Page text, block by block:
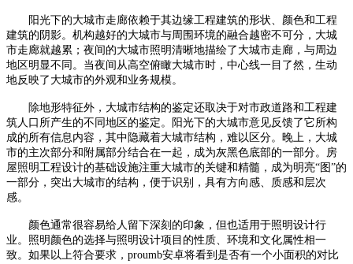
阳光下的大城市走廊依赖于其边缘工程建筑的形状、颜色和工程
建筑的阴影。机构越好的大城市与周围环境的融合越密不可分，大城
市走廊就越累；夜间的大城市照明清晰地描绘了大城市走廊，与周边
地区明显不同。当夜间从高空俯瞰大城市时，中心线一目了然，生动
地反映了大城市的外观和业务规模。
除地形特征外，大城市结构的鉴定还取决于对市政道路和工程建
筑人口所产生的不同地区的鉴定。阳光下的大城市意见反馈了它所构
成的所有信息内容，其中隐藏着大城市结构，难以区分。晚上，大城
市的主次部分和附属部分结合在一起，成为灰黑色底部的一部分。房
屋照明工程设计的基础设施注重大城市的关键和精髓，成为明亮“图”的
一部分，突出大城市的结构，便于识别，具有方向感、质感和层次
感。
颜色通常很容易给人留下深刻的印象，但也适用于照明设计行
业。照明颜色的选择与照明设计项目的性质、环境和文化属性相一
致。如果以上符合要求，proumb安卓将看到是否有一个小面积的对比